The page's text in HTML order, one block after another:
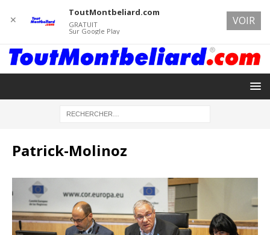
Patrick-Molinoz
✕
ToutMontbeliard.com
GRATUIT
Sur Google Play
VOIR